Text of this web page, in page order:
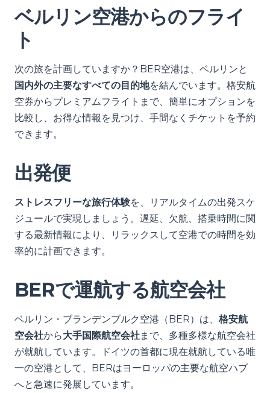
ベルリン空港からのフライ
ト
次の旅を計画していますか？BER空港は、ベルリンと
国内外の主要なすべての目的地を結んでいます。格安航
空券からプレミアムフライトまで、簡単にオプションを
比較し、お得な情報を見つけ、手間なくチケットを予約
できます。
出発便
ストレスフリーな旅行体験を、リアルタイムの出発スケ
ジュールで実現しましょう。遅延、欠航、搭乗時間に関
する最新情報により、リラックスして空港での時間を効
率的に計画できます。
BERで運航する航空会社
ベルリン・ブランデンブルク空港（BER）は、 格安航
空会社から大手国際航空会社まで、多種多様な航空会社
が就航しています。ドイツの首都に現在就航している唯
一の空港として、BERはヨーロッパの主要な航空ハブ
へと急速に発展しています。